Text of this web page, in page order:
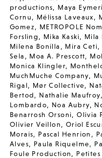
productions, Maya Eymeri
Cornu, Mélissa Laveaux,
Gomez, METROPOLE
Forsling, Mika Kaski, Mila
Milena Bonilla , Mira Ceti,
Sela , Moa A. Prescott,
Monica Klingler,
MuchMuche Company,
Rigal, Mør Collective,
Bertod,Nathalie Maufroy
Lombardo,Noa Aubry,
Benarrosh Orsoni,Olivia
Olivier Veillon, Oriol
Morais, Pascal Henrion ,
Alves, Paula Riquelme,
Foule Production,